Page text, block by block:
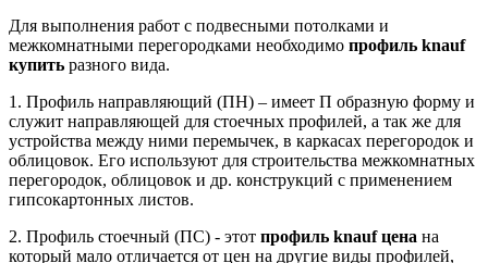
Для выполнения работ с подвесными потолками и
межкомнатными перегородками необходимо профиль knauf
купить разного вида.
1. Профиль направляющий (ПН) – имеет П образную форму и
служит направляющей для стоечных профилей, а так же для
устройства между ними перемычек, в каркасах перегородок и
облицовок. Его используют для строительства межкомнатных
перегородок, облицовок и др. конструкций с применением
гипсокартонных листов.
2. Профиль стоечный (ПС) - этот профиль knauf цена на
который мало отличается от цен на другие виды профилей,